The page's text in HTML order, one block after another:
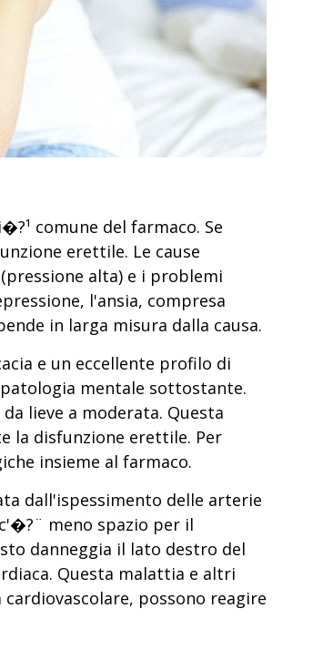
comune del farmaco. Se
erettile. Le cause
alta) e i problemi
l'ansia, compresa
in larga misura dalla causa.
e un eccellente profilo di
mentale sottostante.
lieve a moderata. Questa
la disfunzione erettile. Per
insieme al farmaco.
dall'ispessimento delle arterie
meno spazio per il
danneggia il lato destro del
Questa malattia e altri
possono reagire